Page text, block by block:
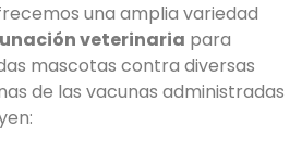
una amplia variedad
veterinaria para
mascotas contra diversas
de las vacunas administradas